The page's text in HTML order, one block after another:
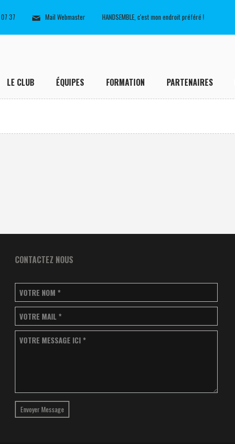
37 Mail Webmaster HANDSEMBLE, c'est mon endroit préféré !
LE CLUB ÉQUIPES FORMATION PARTENAIRES
CONTACTEZ NOUS
VOTRE NOM *
VOTRE MAIL *
VOTRE MESSAGE ICI *
Envoyer Message